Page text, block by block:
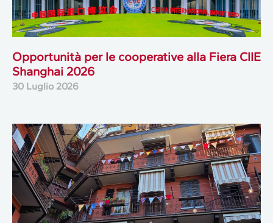
Opportunità per le cooperative alla Fiera CIIE
Shanghai 2026
30 Luglio 2026